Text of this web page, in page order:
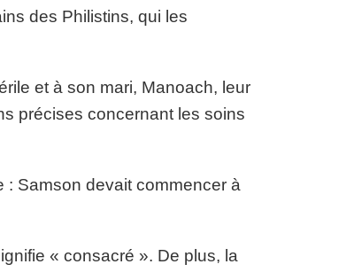
des Philistins, qui les
et à son mari, Manoach, leur
précises concernant les soins
: Samson devait commencer à
« consacré ». De plus, la